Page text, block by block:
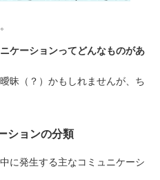
ケーションってどんなものがあ
昧（？）かもしれませんが、ち
ションの分類
に発生する主なコミュニケーシ